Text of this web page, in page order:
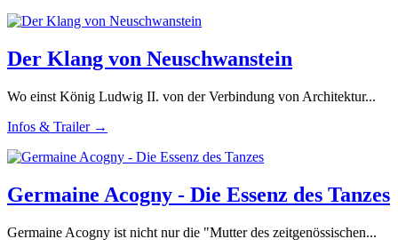
Der Klang von Neuschwanstein
Wo einst König Ludwig II. von der Verbindung von Architektur...
Infos & Trailer →
Germaine Acogny - Die Essenz des Tanzes
Germaine Acogny ist nicht nur die "Mutter des zeitgenössischen...